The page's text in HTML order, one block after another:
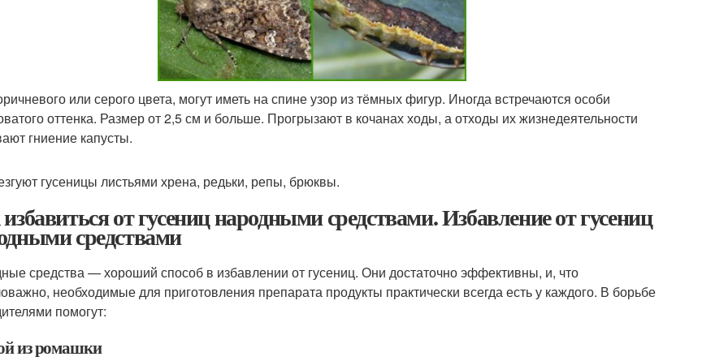
или серого цвета, могут иметь на спине узор из тёмных фигур. Иногда встречаются особи
оттенка. Размер от 2,5 см и больше. Прогрызают в кочанах ходы, а отходы их жизнедеятельности
гниение капусты.
гусеницы листьями хрена, редьки, репы, брюквы.
от гусениц народными средствами. Избавление от гусениц
средствами
средства — хороший способ в избавлении от гусениц. Они достаточно эффективны, и, что
необходимые для приготовления препарата продукты практически всегда есть у каждого. В борьбе
помогут:
из ромашки